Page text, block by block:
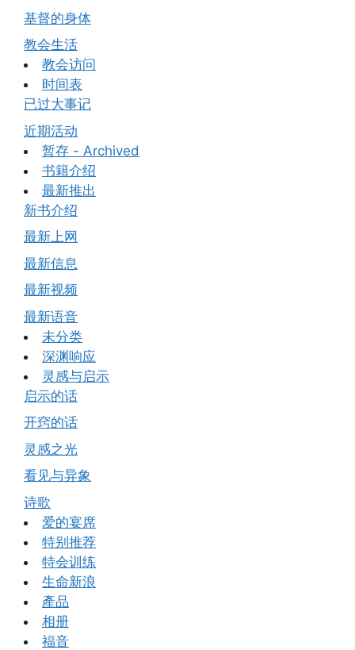
基督的身体
教会生活
教会访问
时间表
已过大事记
近期活动
暂存 - Archived
书籍介绍
最新推出
新书介绍
最新上网
最新信息
最新视频
最新语音
未分类
深渊响应
灵感与启示
启示的话
开窍的话
灵感之光
看见与异象
诗歌
爱的宴席
特别推荐
特会训练
生命新浪
產品
相册
福音